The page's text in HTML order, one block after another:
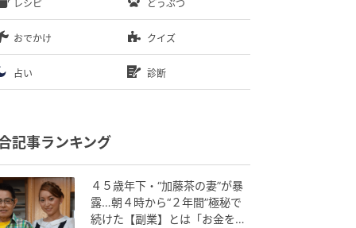
レシピ どうぶつ
おでかけ クイズ
占い 診断
記事ランキング
４５歳年下・“加藤茶の妻”が暴
露…朝４時から“２年間”極秘で
続けた【副業】とは「お金を稼